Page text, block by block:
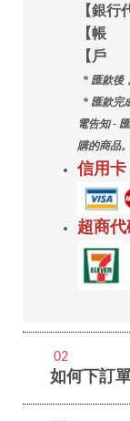
【銀行
【帳
【戶
* 匯款後
* 匯款完
電告知 -
購的商品。
信用卡
超商
02
如何下訂